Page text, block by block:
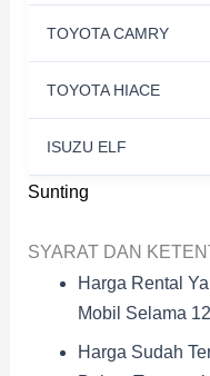
Sunting
TOYOTA CAMRY
TOYOTA HIACE
ISUZU ELF
SYARAT DAN
Harga Rental
Mobil Selama
Harga Sudah